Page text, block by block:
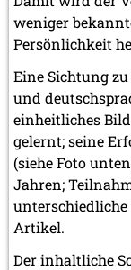
weniger
Persönlichkeit
Eine Sichtung
und
einheitliches
gelernt; seine
(siehe Foto
Jahren;
Artikel.
Der inhaltliche